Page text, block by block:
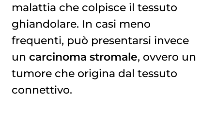
malattia che colpisce il tessuto
ghiandolare. In casi meno
frequenti, può presentarsi invece
un carcinoma stromale, ovvero un
tumore che origina dal tessuto
connettivo.